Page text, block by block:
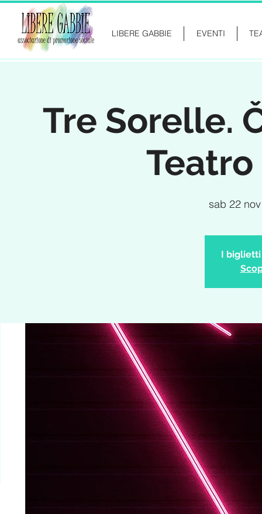
LIBERE GABBIE EVENTI
Tre Sorelle.
sab 22 nov
I